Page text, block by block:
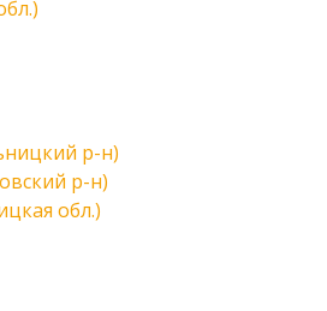
р-н)
р-н)
обл.)